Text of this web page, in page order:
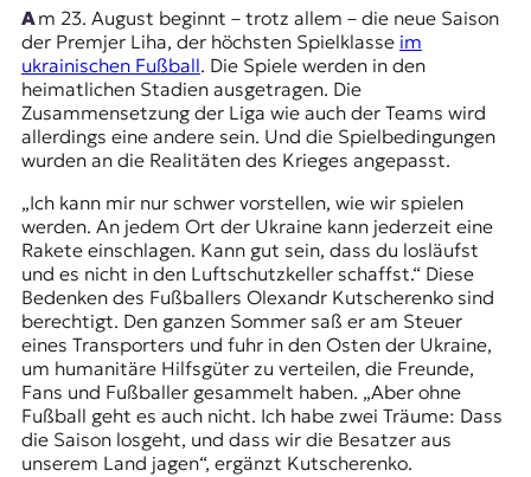
e
n
k
o
m
p
e
e
n
z
z
u
O
s
t
e
u
r
o
Am 23. August beginnt – trotz allem – die neue Saison
der Premjer Liha, der höchsten Spielklasse im
ukrainischen Fußball. Die Spiele werden in den
heimatlichen Stadien ausgetragen. Die
Zusammensetzung der Liga wie auch der Teams wird
allerdings eine andere sein. Und die Spielbedingungen
wurden an die Realitäten des Krieges angepasst.
„Ich kann mir nur schwer vorstellen, wie wir spielen
werden. An jedem Ort der Ukraine kann jederzeit eine
Rakete einschlagen. Kann gut sein, dass du losläufst
und es nicht in den Luftschutzkeller schaffst.“ Diese
Bedenken des Fußballers Olexandr Kutscherenko sind
berechtigt. Den ganzen Sommer saß er am Steuer
eines Transporters und fuhr in den Osten der Ukraine,
um humanitäre Hilfsgüter zu verteilen, die Freunde,
Fans und Fußballer gesammelt haben. „Aber ohne
Fußball geht es auch nicht. Ich habe zwei Träume: Dass
die Saison losgeht, und dass wir die Besatzer aus
unserem Land jagen“, ergänzt Kutscherenko.